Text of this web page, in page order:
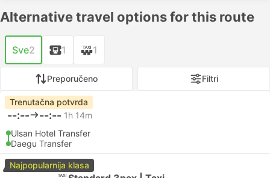
Alternative travel options for this route
Sve2 1 1
Preporučeno Filtri
Trenutačna potvrda
--:-- --:-- 1h 14m
Ulsan Hotel Transfer
Daegu Transfer
Najpopularnija klasa